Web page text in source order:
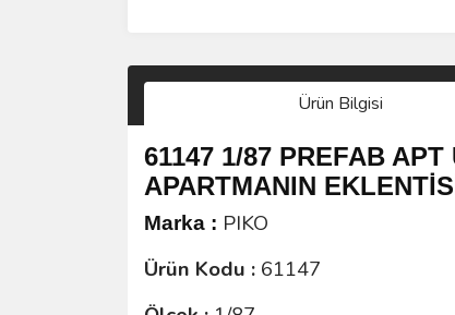
Ürün Bilgisi
61147 1/87 PREFAB
APARTMANIN
Marka : PIKO
Ürün Kodu : 61147